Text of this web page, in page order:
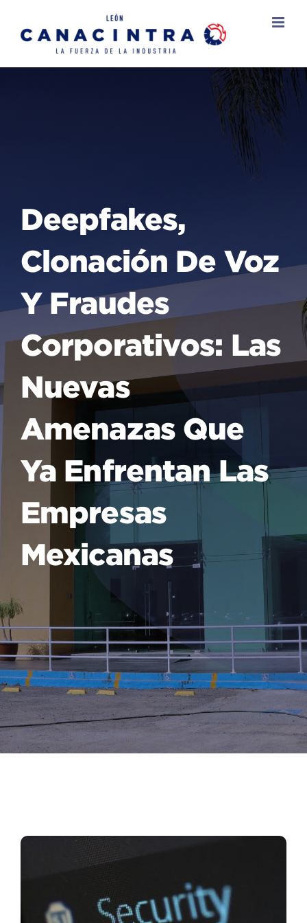
Deepfakes,
Clonación De Voz
Y Fraudes
Corporativos: Las
Nuevas
Amenazas Que
Ya Enfrentan Las
Empresas
Mexicanas